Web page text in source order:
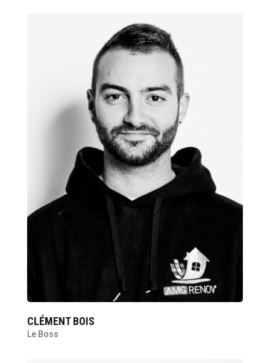
CLÉMENT BOIS
Le Boss